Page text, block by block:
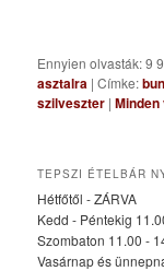
Ennyien olvasták: 9
asztalra |Címke:
szilveszter |
TEPSZI ÉTELBÁR
Hétfőtől - ZÁRVA
Kedd - Péntekig
Szombaton 11.00 -
Vasárnap és